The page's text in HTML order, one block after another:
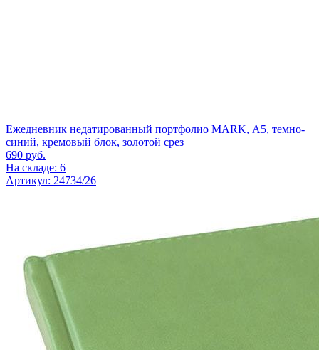
Ежедневник недатированный портфолио MARK, А5, темно-
синий, кремовый блок, золотой срез
690 руб.
На складе: 6
Артикул: 24734/26